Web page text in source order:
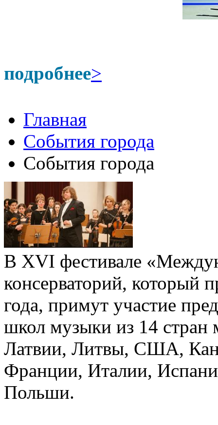
подробнее>
Главная
События города
События города
В XVI фестивале
консерваторий, который
года, примут участие
школ музыки из 14 стран
Латвии, Литвы, США,
Франции, Италии,
Польши.